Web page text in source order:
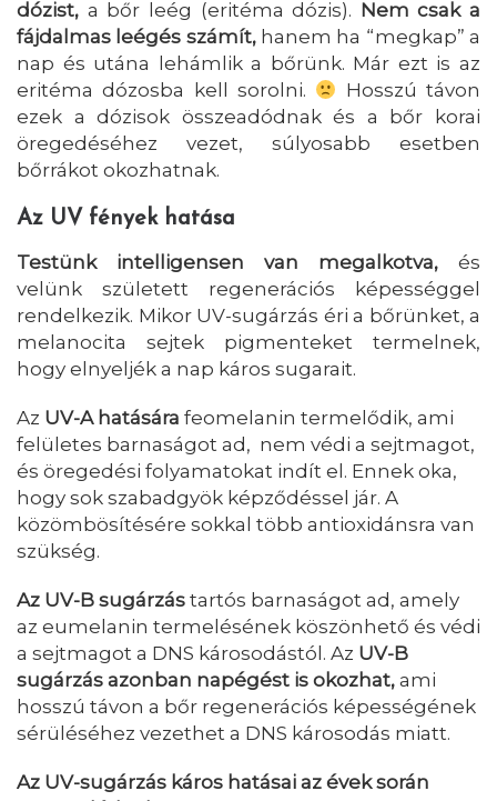
dózist, a bőr leég (eritéma dózis). Nem csak a
fájdalmas leégés számít,hanem ha “megkap” a
nap és utána lehámlik a bőrünk. Már ezt is az
eritéma dózosba kell sorolni.
Hosszú távon
ezek a dózisok összeadódnak és a bőr korai
öregedéséhez vezet, súlyosabb esetben
bőrrákot okozhatnak.
Az UV fények hatása
Testünk intelligensen van megalkotva, és
velünk született regenerációs képességgel
rendelkezik. Mikor UV-sugárzás éri a bőrünket, a
melanocita sejtek pigmenteket termelnek,
hogy elnyeljék a nap káros sugarait.
Az UV-A hatására feomelanin termelődik, ami
felületes barnaságot ad, nem védi a sejtmagot,
és öregedési folyamatokat indít el. Ennek oka,
hogy sok szabadgyök képződéssel jár. A
közömbösítésére sokkal több antioxidánsra van
szükség.
Az UV-B sugárzás tartós barnaságot ad, amely
az eumelanin termelésének köszönhető és védi
a sejtmagot a DNS károsodástól. Az UV-B
sugárzás azonban napégést is okozhat, ami
hosszú távon a bőr regenerációs képességének
sérüléséhez vezethet a DNS károsodás miatt.
Az UV-sugárzás káros hatásai az évek során